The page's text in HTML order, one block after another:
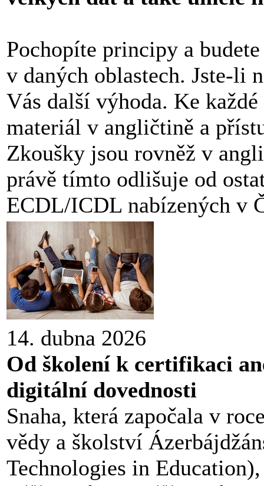
Pochopíte principy a
v daných oblastech. Jste-li
Vás další výhoda. Ke
materiál v angličtině a
Zkoušky jsou rovněž v
právě tímto odlišuje od
ECDL/ICDL nabízených v
14. dubna 2026
Od školení k certifikaci
digitální dovednosti
Snaha, která započala v
vědy a školství
Technologies in